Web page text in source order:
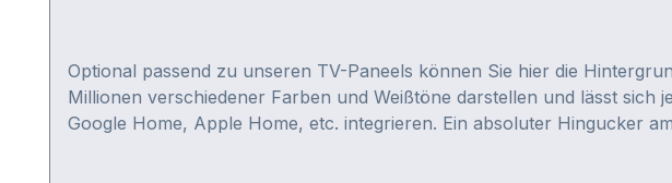
Optional passend zu unseren TV-Paneels können Sie hier die
Millionen verschiedener Farben und Weißtöne darstellen und lässt
Google Home, Apple Home, etc. integrieren. Ein absoluter Hingucker